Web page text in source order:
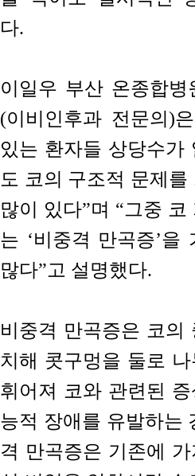
다.
이일우 부산 온종합
(이비인후과 전문의)
있는 환자들 상당수가
도 코의 구조적 문제
많이 있다”며 “그중
는 ‘비중격 만곡증’을
많다”고 설명했다.
비중격 만곡증은 코의
치해 콧구멍을 둘로 나
휘어져 코와 관련된 증
능적 장애를 유발하는
격 만곡증은 기존에 가